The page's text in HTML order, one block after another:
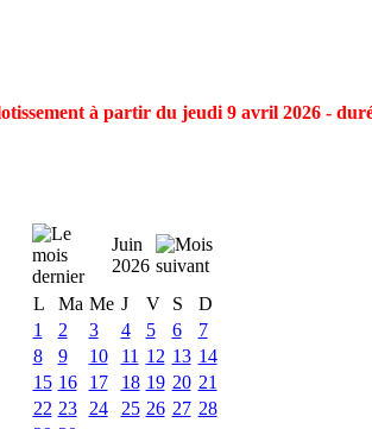
à partir du jeudi 9 avril 2026 -
Juin
2026
L
Ma Me J V S
D
1
2 3 4 5 6
7
8
9 10 11 12 13 14
15 16 17 18 19 20 21
22 23 24 25 26 27 28